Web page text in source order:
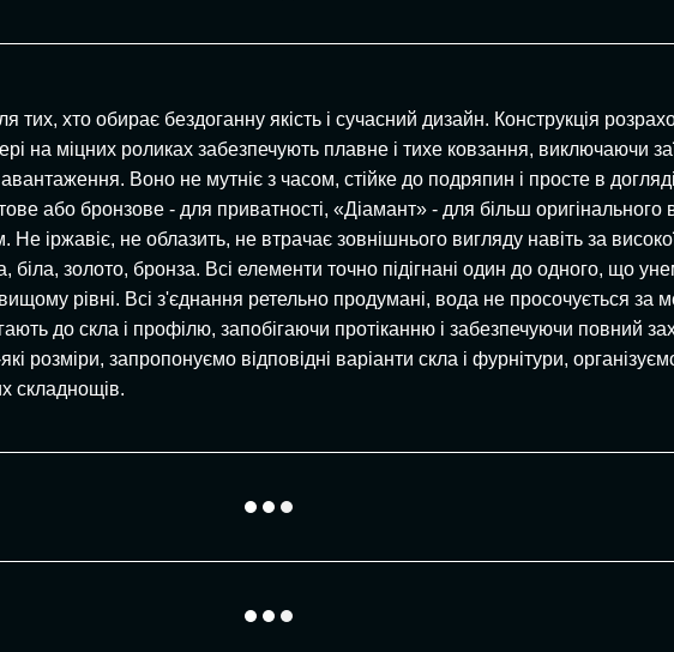
хто обирає бездоганну якість і сучасний дизайн. Конструкція
на міцних роликах забезпечують плавне і тихе ковзання, виключаючи
Воно не мутніє з часом, стійке до подряпин і просте в
або бронзове - для приватності, «Діамант» - для більш оригінального
іржавіє, не облазить, не втрачає зовнішнього вигляду навіть за
золото, бронза. Всі елементи точно підігнані один до одного, що
вищому рівні. Всі з'єднання ретельно продумані, вода не просочується
до скла і профілю, запобігаючи протіканню і забезпечуючи повний
запропонуємо відповідні варіанти скла і фурнітури,
складнощів.